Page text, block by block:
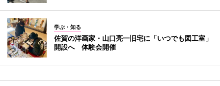
学ぶ・知る
佐賀の洋画家・山口亮一旧宅に「いつでも図工室」
開設へ 体験会開催